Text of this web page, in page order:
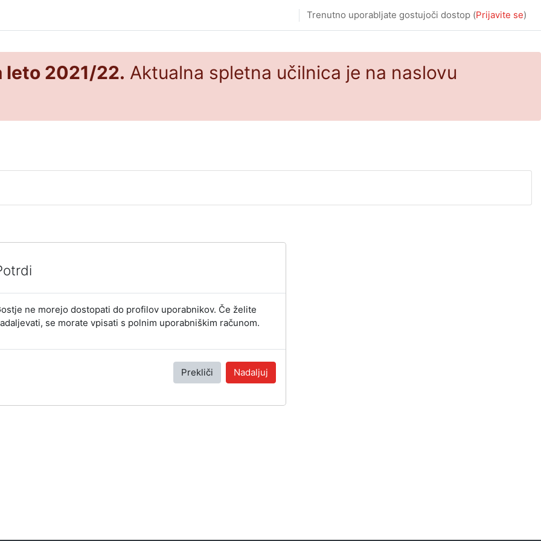
leto 2021/22. Aktualna spletna učilnica je na naslovu
Trenutno uporabljate gostujoči dostop (Prijavite se)
ne morejo dostopati do profilov uporabnikov. Če želite
se morate vpisati s polnim uporabniškim računom.
Prekliči Nadaljuj